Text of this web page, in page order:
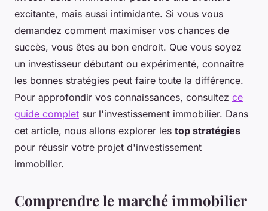
excitante, mais aussi intimidante. Si vous vous
demandez comment maximiser vos chances de
succès, vous êtes au bon endroit. Que vous soyez
un investisseur débutant ou expérimenté, connaître
les bonnes stratégies peut faire toute la différence.
Pour approfondir vos connaissances, consultez ce
guide complet sur l'investissement immobilier. Dans
cet article, nous allons explorer les top stratégies
pour réussir votre projet d'investissement
immobilier.
Comprendre le marché immobilier